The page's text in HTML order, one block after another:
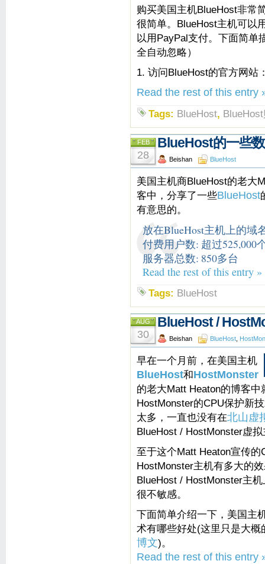
购买美国主机BlueHost非常
很简单。BlueHost主机可以
以用PayPal支付。下面简单
全自动忽略）
1. 访问BlueHost的官方网站
Read the rest of this entry
Tags: BlueHost,
FEB
28
BlueHost的一些
Beishan BlueHost
美国主机商BlueHost的老大
客中，分享了一些BlueHost
有意思的。
放在BlueHost主机上的域
付费用户数: 超过525,000
服务器总数: 850多台
Read the rest of this entry »
Tags: BlueHost
AUG
30
BlueHost /
Beishan BlueHost
早在一个月前，在美国主机
BlueHost和HostMonster
的老大Matt Heaton的博客
HostMonster的CPU保护新
太多，一直也没有在北山虚
BlueHost / HostMonster虚
至于这个Matt Heaton宣传
HostMonster主机有多大的
BlueHost / HostMonster主
很不敏感。
下面简单介绍一下，美国主
术有哪些好处(这里只是大
博文)。
Read the rest of this entry